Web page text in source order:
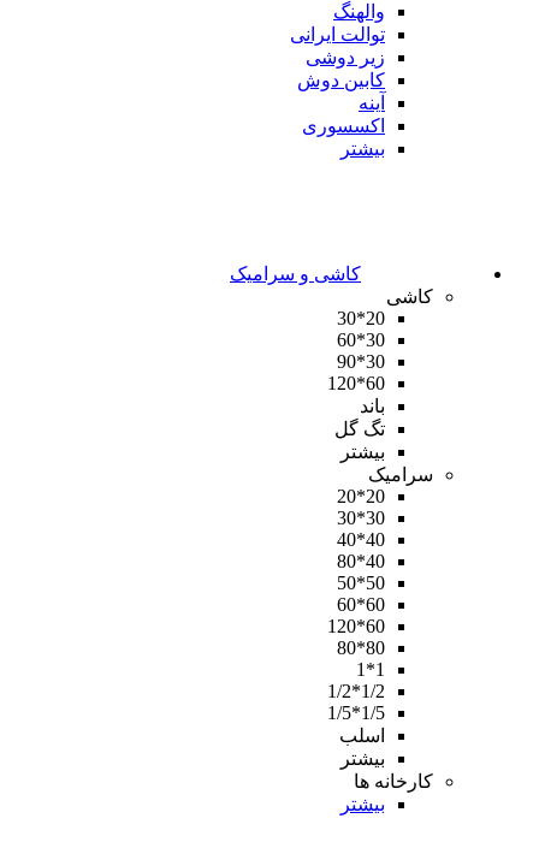
والهنگ
توالت ایرانی
زیر دوشی
کابین دوش
آینه
اکسسوری
بیشتر
کاشی و سرامیک
کاشی
20*30
30*60
30*90
60*120
باند
تگ گل
بیشتر
سرامیک
20*20
30*30
40*40
40*80
50*50
60*60
60*120
80*80
1*1
1/2*1/2
1/5*1/5
اسلب
بیشتر
کارخانه ها
بیشتر